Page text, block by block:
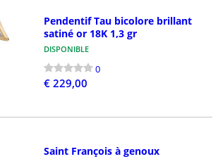
Pendentif Tau bicolore brillant
satiné or 18K 1,3 gr
DISPONIBLE
0
€ 229,00
Saint François à genoux